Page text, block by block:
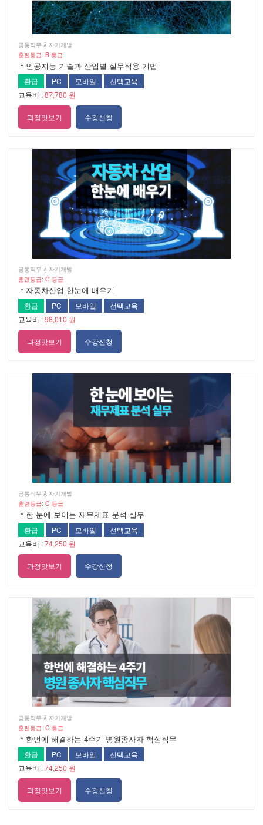
공통직무  자기개발
훈련등급: B 등급
＊인공지능 기술과 산업별 실무적용 기법
환급 PC 모바일
선택교육
교육비 :87,780 원
과정맛보기 수강신청
공통직무  자기개발
훈련등급: C 등급
＊자동차산업 한눈에 배우기
환급 PC 모바일
선택교육
교육비 :98,010 원
과정맛보기 수강신청
공통직무  자기개발
훈련등급: C 등급
＊한 눈에 보이는 재무제표 분석 실무
환급 PC 모바일
선택교육
교육비 :74,250 원
과정맛보기 수강신청
공통직무  자기개발
훈련등급: C 등급
＊한번에 해결하는 4주기 병원종사자 핵심직무
환급 PC 모바일
선택교육
교육비 :74,250 원
과정맛보기 수강신청